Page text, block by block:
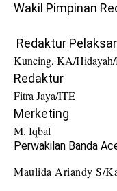
Wakil Pimpinan
Redaktur
Kuncing, KA/
Redaktur
Fitra Jaya/ITE
Merketing
M. Iqbal
Perwakilan Banda
Maulida Ariandy S/